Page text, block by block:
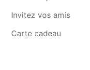
Invitez vos amis
Carte cadeau